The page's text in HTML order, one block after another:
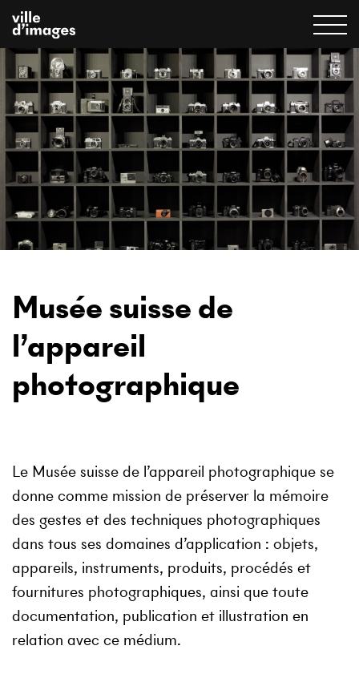
Musée suisse de
l’appareil
photographique
Le Musée suisse de l’appareil photographique se
donne comme mission de préserver la mémoire
des gestes et des techniques photographiques
dans tous ses domaines d’application : objets,
appareils, instruments, produits, procédés et
fournitures photographiques, ainsi que toute
documentation, publication et illustration en
relation avec ce médium.